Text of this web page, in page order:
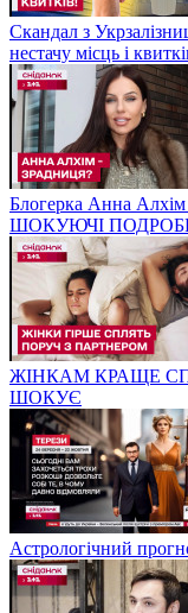
Скандал з
нестачу місць і
Блогерка Анна Алхім
ШОКУЮЧІ
ЖІНКАМ КРАЩЕ
ШОКУЄ
Астрологічний